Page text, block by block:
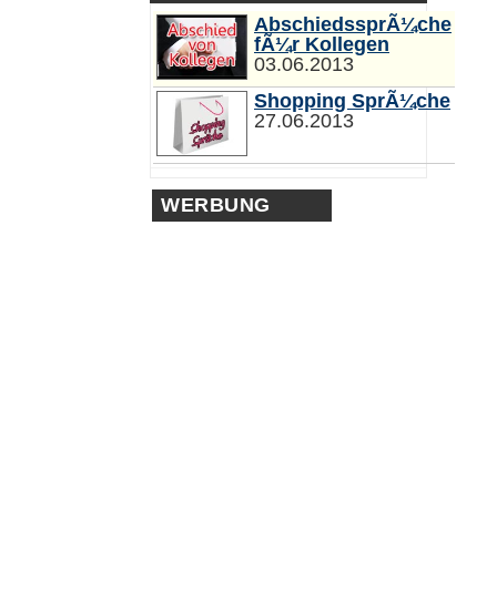
AbschiedssprÃ¼che
fÃ¼r Kollegen
03.06.2013
Shopping SprÃ¼che
27.06.2013
WERBUNG